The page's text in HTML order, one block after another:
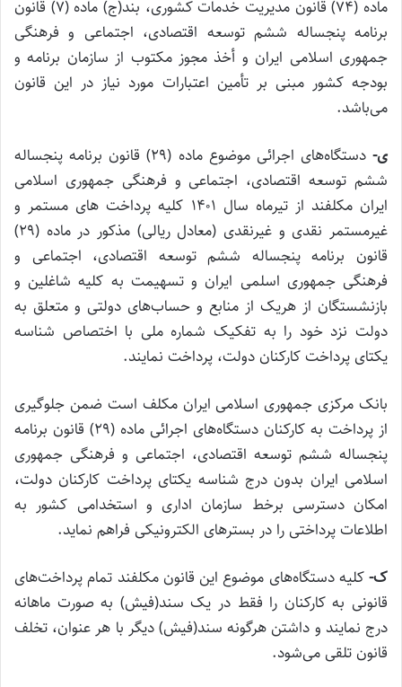
ماده (۷۴) قانون مدیریت خدمات کشوری، بند(ج) ماده (۷) قانون
برنامه پنجساله ششم توسعه اقتصادی، اجتماعی و فرهنگی
جمهوری اسلامی ایران و أخذ مجوز مکتوب از سازمان برنامه و
بودجه کشور مبنی بر تأمین اعتبارات مورد نیاز در این قانون
می‌باشد.
ی-
دستگاه‌های اجرائی موضوع ماده (۲۹) قانون برنامه پنجساله
ششم توسعه اقتصادی، اجتماعی و فرهنگی جمهوری اسلامی
ایران مکلفند از تیرماه سال ۱۴۰۱ کلیه پرداخت ‌های مستمر و
غیرمستمر نقدی و غیرنقدی (معادل ریالی) مذکور در ماده (۲۹)
قانون برنامه پنجساله ششم توسعه اقتصادی، اجتماعی و
فرهنگی جمهوری اسلمی ایران و تسهیمت به کلیه شاغلین و
بازنشستگان از هریک از منابع و حساب‌های دولتی و متعلق به
دولت نزد خود را به تفکیک شماره ملی با اختصاص شناسه
یکتای پرداخت کارکنان دولت، پرداخت نمایند.
بانک مرکزی جمهوری اسلامی ایران مکلف است ضمن جلوگیری
از پرداخت به کارکنان دستگاه‌های اجرائی ماده (۲۹) قانون برنامه
پنجساله ششم توسعه اقتصادی، اجتماعی و فرهنگی جمهوری
اسلامی ایران بدون درج شناسه یکتای پرداخت کارکنان دولت،
امکان دسترسی برخط سازمان اداری و استخدامی کشور به
اطلاعات پرداختی را در بستر‌های الکترونیکی فراهم نماید.
ک-کلیه دستگاه‌های موضوع این قانون مکلفند تمام پرداخت‌های
قانونی به کارکنان را فقط در یک سند(فیش) به صورت ماهانه
درج نمایند و داشتن هرگونه سند(فیش) دیگر با هر عنوان، تخلف
قانون تلقی می‌شود.